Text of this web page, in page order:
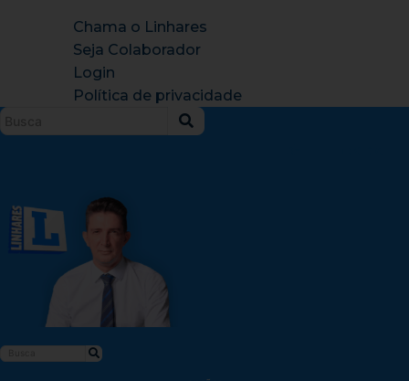
Chama o Linhares
Seja Colaborador
Login
Política de privacidade